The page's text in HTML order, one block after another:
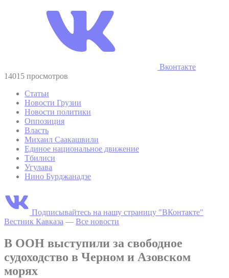
Вконтакте
14015 просмотров
Статьи
Новости Грузии
Новости политики
Оппозиция
Власть
Михаил Саакашвили
Единое национальное движение
Тбилиси
Угулава
Нино Бурджанадзе
Подписывайтесь на нашу страницу "ВКонтакте"
Вестник Кавказа — Все новости
В ООН выступили за свободное
судоходство в Черном и Азовском
морях